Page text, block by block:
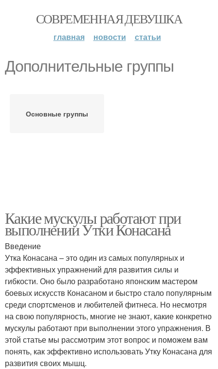
СОВРЕМЕННАЯ ДЕВУШКА
главная новости статьи
Дополнительные группы
Основные группы
Какие мускулы работают при
выполнении Утки Конасана
Введение
Утка Конасана – это один из самых популярных и
эффективных упражнений для развития силы и
гибкости. Оно было разработано японским мастером
боевых искусств Конасаном и быстро стало популярным
среди спортсменов и любителей фитнеса. Но несмотря
на свою популярность, многие не знают, какие конкретно
мускулы работают при выполнении этого упражнения. В
этой статье мы рассмотрим этот вопрос и поможем вам
понять, как эффективно использовать Утку Конасана для
развития своих мышц.